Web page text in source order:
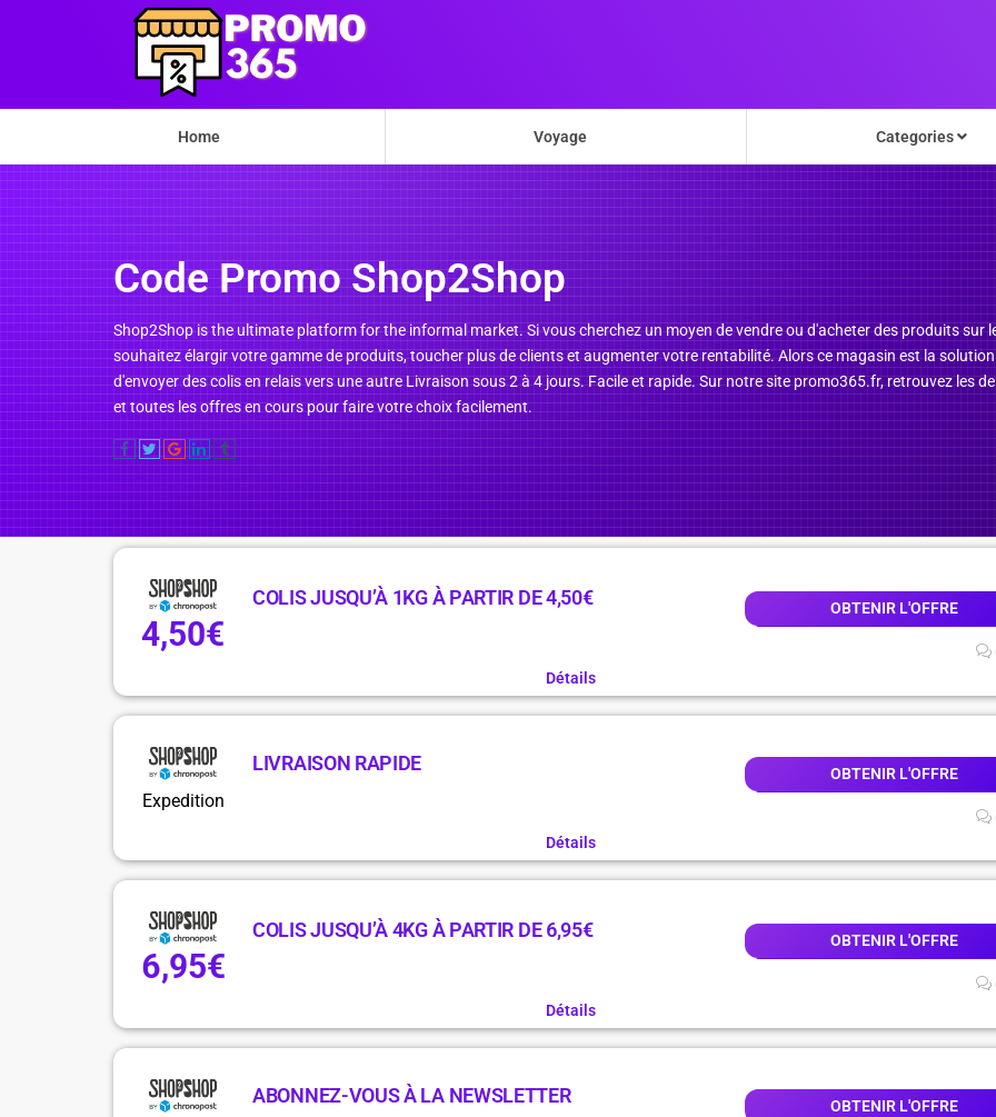
Home Voyage Categories
Code Promo Shop2Shop
Shop2Shop is the ultimate platform for the informal market.Si vous cherchez un moyen de vendre ou d'acheter des produits
souhaitez élargir votre gamme de produits, toucher plus de clients et augmenter votre rentabilité. Alors ce magasin est la
d'envoyer des colis en relais vers une autre Livraison sous 2 à 4 jours. Facile et rapide. Sur notre site promo365.fr, retrouvez les
et toutes les offres en cours pour faire votre choix facilement.
4,50€
COLIS JUSQU’À 1KG À PARTIR DE 4,50€ OBTENIR L'OFFRE
Détails
Expedition
LIVRAISON RAPIDE OBTENIR L'OFFRE
Détails
6,95€
COLIS JUSQU’À 4KG À PARTIR DE 6,95€ OBTENIR L'OFFRE
Détails
ABONNEZ-VOUS À LA NEWSLETTER OBTENIR L'OFFRE